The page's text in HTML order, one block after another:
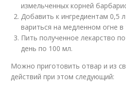
измельченных корней
Добавить к ингредиентам 0,5
вариться на медленном огне в
Пить полученное лекарство
день по 100 мл.
Можно приготовить отвар и из
действий при этом следующий: